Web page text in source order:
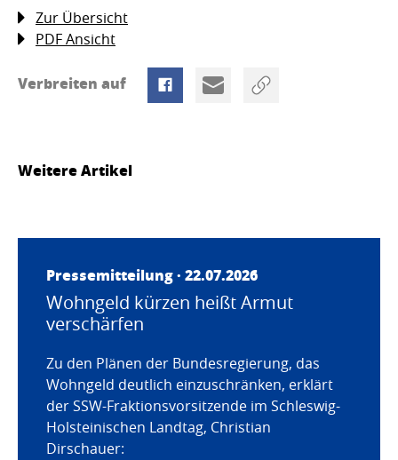
Zur Übersicht
PDF Ansicht
Verbreiten auf
Weitere Artikel
Pressemitteilung · 22.07.2026
Wohngeld kürzen heißt Armut
verschärfen
Zu den Plänen der Bundesregierung, das
Wohngeld deutlich einzuschränken, erklärt
der SSW-Fraktionsvorsitzende im Schleswig-
Holsteinischen Landtag, Christian
Dirschauer: